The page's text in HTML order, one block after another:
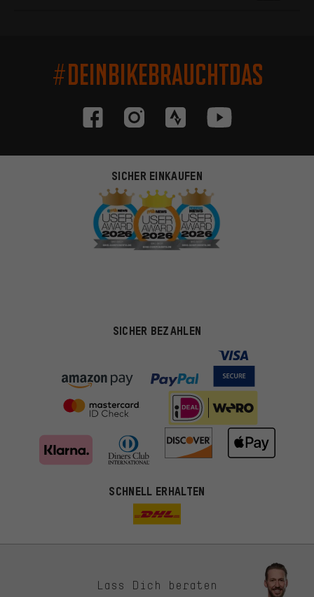
#DEINBIKEBRAUCHTDAS
SICHER EINKAUFEN
SICHER BEZAHLEN
SCHNELL ERHALTEN
Lass Dich beraten